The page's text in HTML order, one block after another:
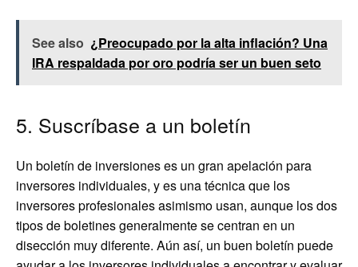
See also ¿Preocupado por la alta inflación? Una
IRA respaldada por oro podría ser un buen seto
5. Suscríbase a un boletín
Un boletín de inversiones es un gran apelación para
inversores individuales, y es una técnica que los
inversores profesionales asimismo usan, aunque los dos
tipos de boletines generalmente se centran en un
disección muy diferente. Aún así, un buen boletín puede